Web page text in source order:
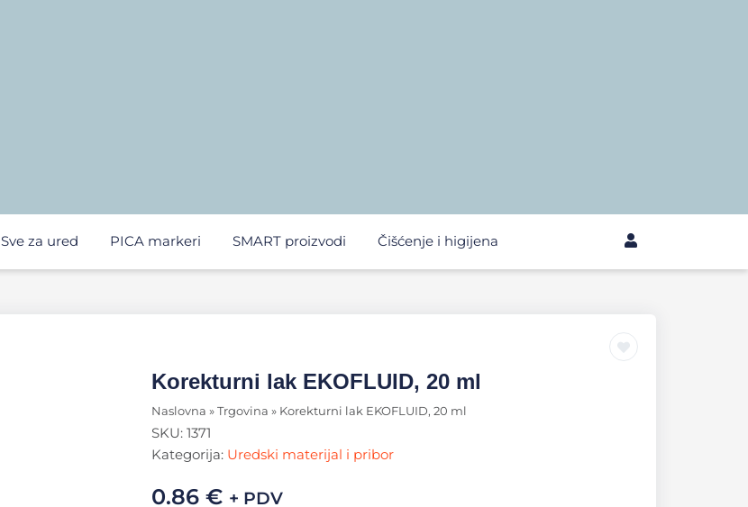
Sve za ured PICA markeri SMART proizvodi Čišćenje i higijena
Korekturni lak EKOFLUID, 20 ml
Naslovna » Trgovina » Korekturni lak EKOFLUID, 20 ml
SKU: 1371
Kategorija: Uredski materijal i pribor
0.86 € + PDV